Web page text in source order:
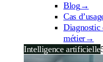
Blog →
Cas
Diagnostic
métier→
Intelligence artificielle